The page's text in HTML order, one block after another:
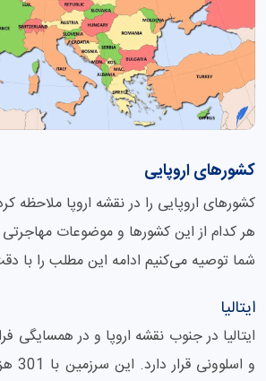
کشورهای اروپایی
کشورهای اروپایی را در نقشه اروپا ملاحظه
هر کدام از این کشورها و موضوعات مهاجرتی
شما توصیه می‌کنیم ادامه این مطلب را با
ایتالیا
ایتالیا در جنوب نقشه اروپا و در همسایگی